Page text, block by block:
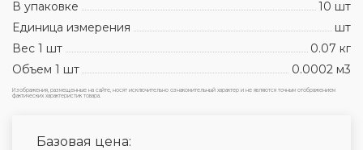
В упаковке
10 шт
Единица измерения
шт
Вес 1 шт
0.07 кг
Объем 1 шт
0.0002 м3
Изображения, размещенные на сайте, носят исключительно ознакомительный характер и не являются точным отображением
фактических характеристик товара.
Базовая цена: